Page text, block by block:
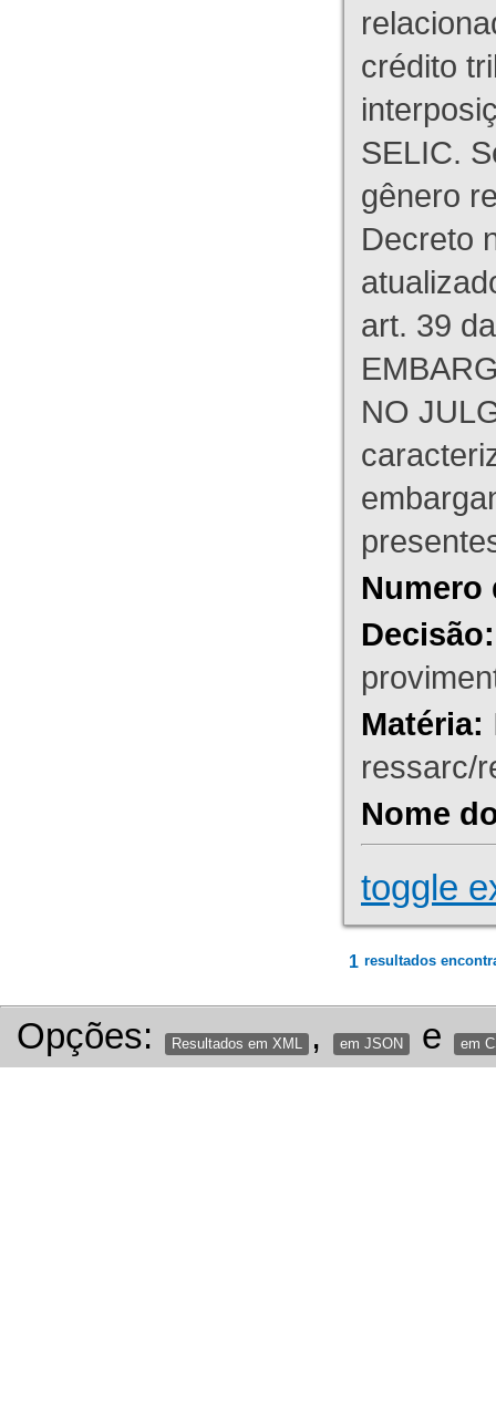
crédito
SELIC.
gênero
Decreto
art. 39
NO
Numero
Decisão:
Matéria:
ressarc/
Nome
toggle
1 resultados
Opções: Resultados em XML , em JSON e em